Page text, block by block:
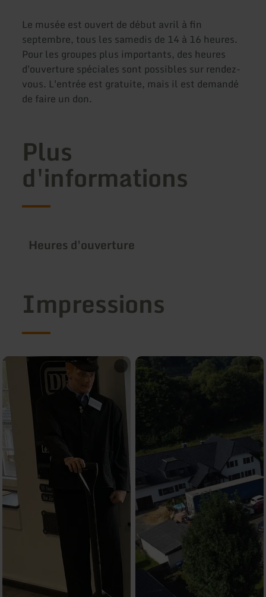
Le musée est ouvert de début avril à fin
septembre, tous les samedis de 14 à 16 heures.
Pour les groupes plus importants, des heures
d'ouverture spéciales sont possibles sur rendez-
vous. L'entrée est gratuite, mais il est demandé
de faire un don.
Plus
d'informations
Heures d'ouverture
Impressions